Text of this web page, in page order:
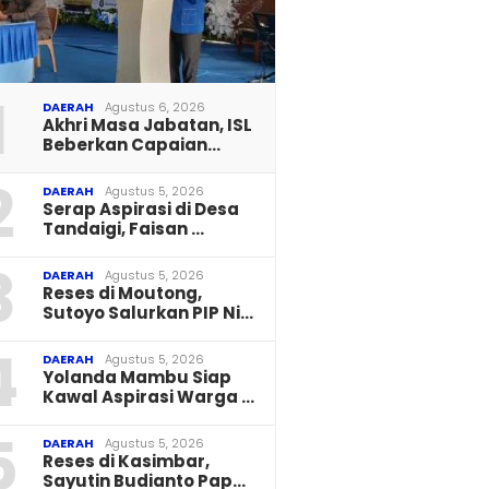
DAERAH Agustus 6, 2026
Akhri Masa Jabatan, ISL
Beberkan Capaian…
DAERAH Agustus 5, 2026
Serap Aspirasi di Desa
Tandaigi, Faisan …
DAERAH Agustus 5, 2026
Reses di Moutong,
Sutoyo Salurkan PIP Ni…
DAERAH Agustus 5, 2026
Yolanda Mambu Siap
Kawal Aspirasi Warga …
DAERAH Agustus 5, 2026
Reses di Kasimbar,
Sayutin Budianto Pap…